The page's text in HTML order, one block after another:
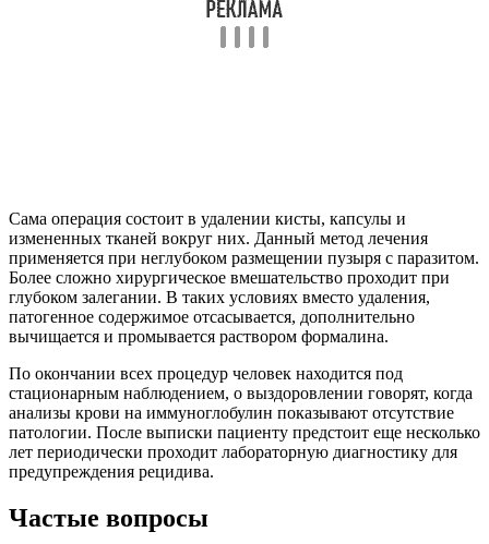
Сама операция состоит в удалении кисты, капсулы и
измененных тканей вокруг них. Данный метод лечения
применяется при неглубоком размещении пузыря с паразитом.
Более сложно хирургическое вмешательство проходит при
глубоком залегании. В таких условиях вместо удаления,
патогенное содержимое отсасывается, дополнительно
вычищается и промывается раствором формалина.
По окончании всех процедур человек находится под
стационарным наблюдением, о выздоровлении говорят, когда
анализы крови на иммуноглобулин показывают отсутствие
патологии. После выписки пациенту предстоит еще несколько
лет периодически проходит лабораторную диагностику для
предупреждения рецидива.
Частые вопросы